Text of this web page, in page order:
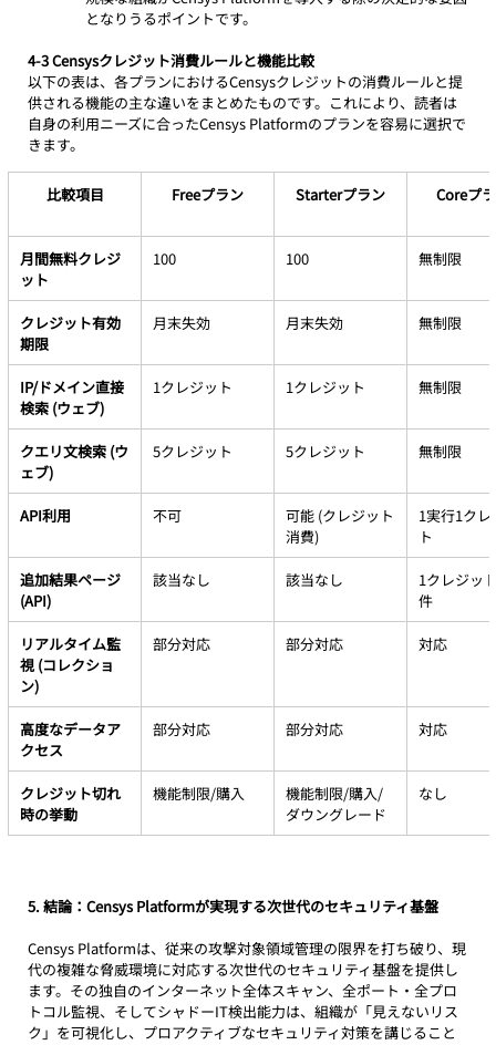
となりうるポイントです。
4-3 Censysクレジット消費ルールと機能比較
以下の表は、各プランにおけるCensysクレジットの消費ルールと提
供される機能の主な違いをまとめたものです。これにより、読者は
自身の利用ニーズに合ったCensys Platformのプランを容易に選択で
きます。
比較項目 Freeプラン Starterプラン Coreプ
月間無料クレジ
ット
100 100 無制限
クレジット有効
期限
月末失効 月末失効 無制限
IP/ドメイン直接
検索 (ウェブ)
1クレジット 1クレジット 無制限
クエリ文検索 (ウ
ェブ)
5クレジット 5クレジット 無制限
API利用 不可
可能 (クレジット
消費)
1実行1クレ
ト
追加結果ページ
(API)
該当なし 該当なし
1クレジッ
件
リアルタイム監
視 (コレクショ
ン)
部分対応 部分対応 対応
高度なデータア
クセス
部分対応 部分対応 対応
クレジット切れ
時の挙動
機能制限/購入
機能制限/購入/
ダウングレード
なし
5. 結論：Censys Platformが実現する次世代のセキュリティ基盤
Censys Platformは、従来の攻撃対象領域管理の限界を打ち破り、現
代の複雑な脅威環境に対応する次世代のセキュリティ基盤を提供し
ます。その独自のインターネット全体スキャン、全ポート・全プロ
トコル監視、そしてシャドーIT検出能力は、組織が「見えないリス
ク」を可視化し、プロアクティブなセキュリティ対策を講じること